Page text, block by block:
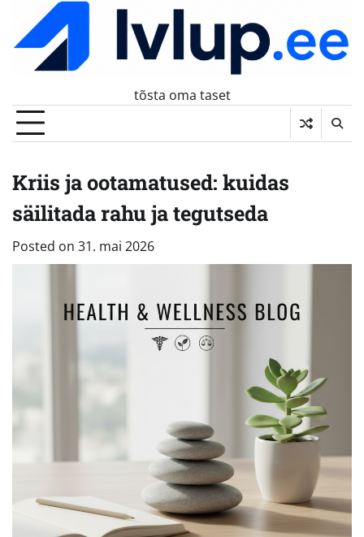
content
tõsta oma taset
Kriis ja ootamatused: kuidas
säilitada rahu ja tegutseda
Posted on 31. mai 2026